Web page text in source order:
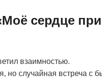
сердце
взаимностью.
но случайная встреча с